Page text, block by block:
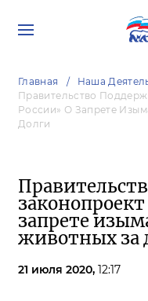
Главная Наша
Правительство
России» О Запрете
Долги
запрете
животных за
21 июля 2020, 12:17